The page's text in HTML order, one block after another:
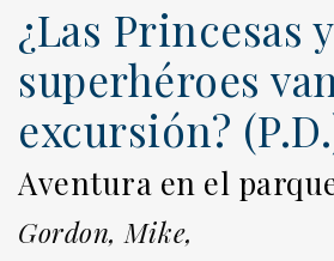
¿Las Princesas
superhéroes
excursión?
Aventura en el
Gordon, Mike,